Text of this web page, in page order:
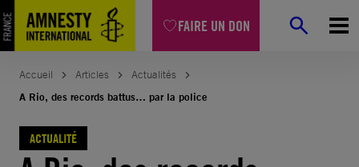
FAIRE UN DON
Aller
au
contenu
Accueil Articles
Actualités
A Rio, des records battus… par la police
ACTUALITÉ